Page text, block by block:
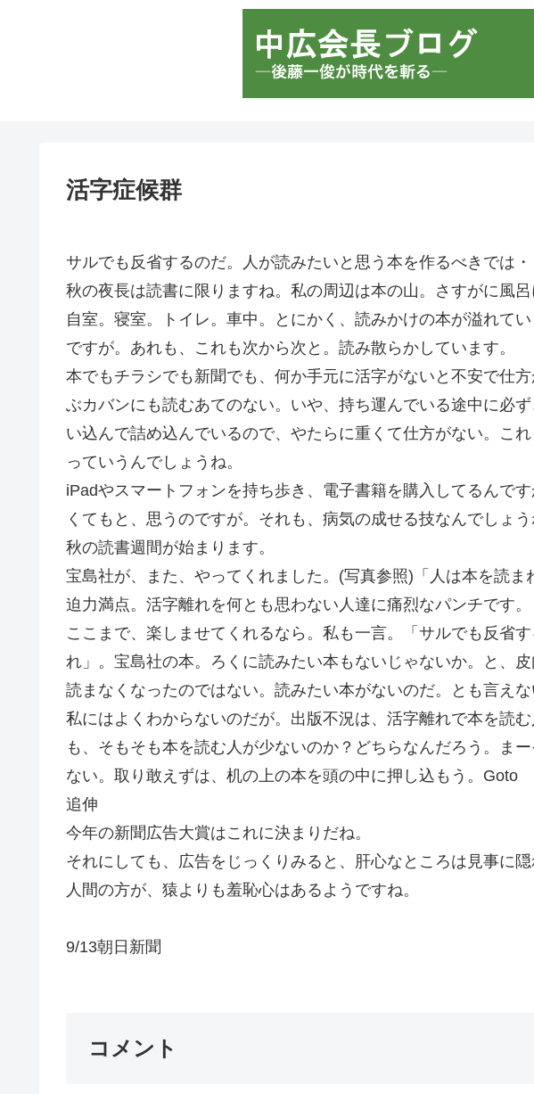
活字症候群
サルでも反省するのだ。人が読みたいと思う本を作るべきでは・
秋の夜長は読書に限りますね。私の周辺は本の山。さすがに風呂
自室。寝室。トイレ。車中。とにかく、読みかけの本が溢れて
ですが。あれも、これも次から次と。読み散らかしています。
本でもチラシでも新聞でも、何か手元に活字がないと不安で仕
ぶカバンにも読むあてのない。いや、持ち運んでいる途中に必
い込んで詰め込んでいるので、やたらに重くて仕方がない。こ
っていうんでしょうね。
iPadやスマートフォンを持ち歩き、電子書籍を購入してるんで
くてもと、思うのですが。それも、病気の成せる技なんでしょう
秋の読書週間が始まります。
宝島社が、また、やってくれました。(写真参照)「人は本を読ま
迫力満点。活字離れを何とも思わない人達に痛烈なパンチです。
ここまで、楽しませてくれるなら。私も一言。「サルでも反省
れ」。宝島社の本。ろくに読みたい本もないじゃないか。と、
読まなくなったのではない。読みたい本がないのだ。とも言えな
私にはよくわからないのだが。出版不況は、活字離れで本を読
も、そもそも本を読む人が少ないのか？どちらなんだろう。ま
ない。取り敢えずは、机の上の本を頭の中に押し込もう。Goto
追伸
今年の新聞広告大賞はこれに決まりだね。
それにしても、広告をじっくりみると、肝心なところは見事に隠
人間の方が、猿よりも羞恥心はあるようですね。
9/13朝日新聞
コメント